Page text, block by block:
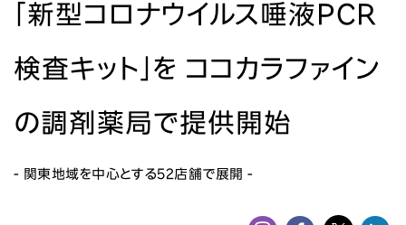
企業情報
Rakuten Innovation
ニュース
「新型コロナウイルス唾液PCR
検査キット」を ココカラファイン
の調剤薬局で提供開始
- 関東地域を中心とする52店舗で展開 -